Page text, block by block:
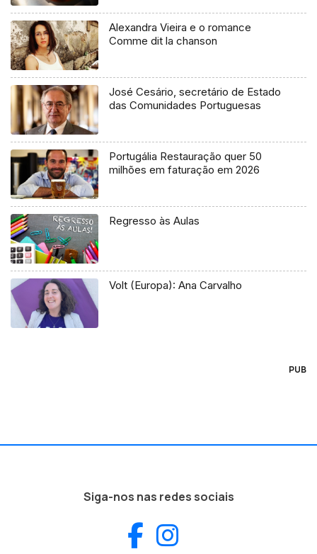
Alexandra Vieira e o romance
Comme dit la chanson
José Cesário, secretário de Estado
das Comunidades Portuguesas
Portugália Restauração quer 50
milhões em faturação em 2026
Regresso às Aulas
Volt (Europa): Ana Carvalho
PUB
Siga-nos nas redes sociais
Facebook